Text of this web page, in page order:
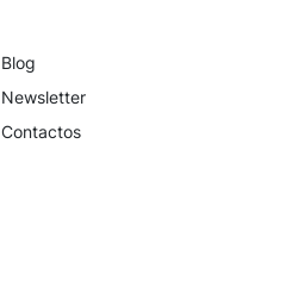
Blog
Newsletter
Contactos